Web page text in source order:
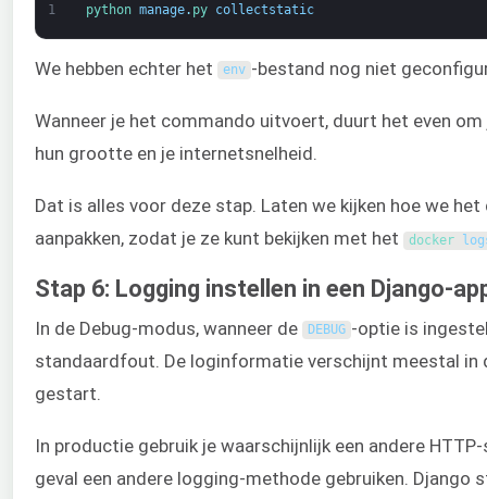
1 python manage. py collectstatic
We hebben echter het env -bestand nog niet
Wanneer je het commando uitvoert, duurt het even
hun grootte en je internetsnelheid.
Dat is alles voor deze stap. Laten we kijken hoe we
aanpakken, zodat je ze kunt bekijken met het
docker
Stap 6: Logging instellen in een Django-
In de Debug-modus, wanneer de DEBUG -optie is
standaardfout. De loginformatie verschijnt meestal in
gestart.
In productie gebruik je waarschijnlijk een andere
geval een andere logging-methode gebruiken.